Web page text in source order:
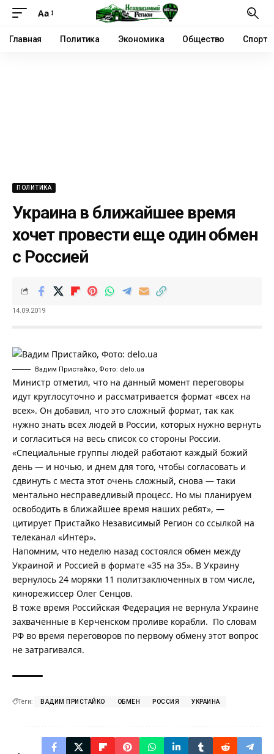
Аа
Главная Политика Экономика Общество Спорт
ПОЛИТИКА
Украина в ближайшее время
хочет провести еще один обмен
с Россией
14.09.2019
Вадим Пристайко, Фото: delo.ua
Министр отметил, что на данный момент переговоры
идут круглосуточно и рассматривается формат «всех на
всех». Он добавил, что это сложный формат, так как
нужно знать всех людей в России, которых нужно вернуть
и согласиться на весь список со стороны России.
«Специальные группы людей работают каждый божий
день — и ночью, и днем для того, чтобы согласовать и
сдвинуть с места этот очень сложный, снова — таки
ментально несправедливый процесс. Но мы планируем
освободить в ближайшее время наших ребят», —
цитирует Пристайко Независимый Регион со ссылкой на
телеканал «Интер».
Напомним, что неделю назад состоялся обмен между
Украиной и Россией в формате «35 на 35». В Украину
вернулось 24 моряки 11 политзаключенных в том числе,
кинорежиссер Олег Сенцов.
В тоже время Российская Федерация не вернула Украине
захваченные в Керченском проливе корабли. По словам
РФ во время переговоров по первому обмену этот вопрос
не затрагивался.
Теги: ВАДИМ ПРИСТАЙКО ОБМЕН РОССИЯ УКРАИНА